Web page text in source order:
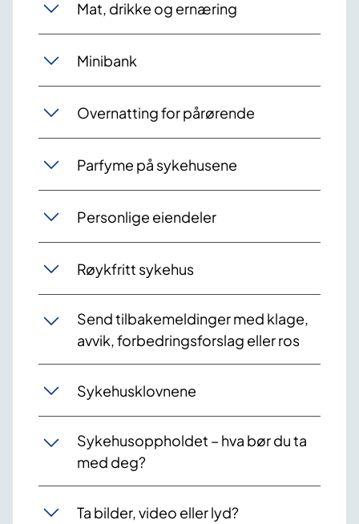
Mat, drikke og ernæring
Minibank
Overnatting for pårørende
Parfyme på sykehusene
Personlige eiendeler
Røykfritt sykehus
Send tilbakemeldinger med klage,
avvik, forbedringsforslag eller ros
Sykehusklovnene
Sykehusoppholdet – hva bør du ta
med deg?
Ta bilder, video eller lyd?